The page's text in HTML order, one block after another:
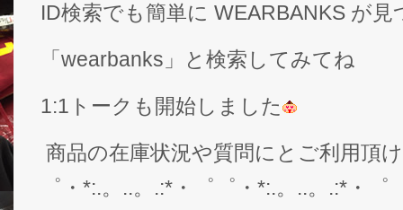
ID検索でも簡単に WEARBANKS が
「wearbanks」と検索してみてね
1:1トークも開始しました
商品の在庫状況や質問にとご利用頂
゜・*:.。..。.:*・゜゜・*:.。..。.:*・